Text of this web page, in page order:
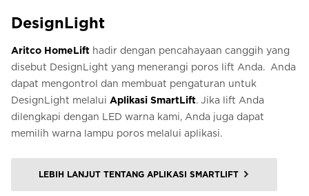
DesignLight
Aritco HomeLift hadir dengan pencahayaan canggih yang
disebut DesignLight yang menerangi poros lift Anda. Anda
dapat mengontrol dan membuat pengaturan untuk
DesignLight melalui Aplikasi SmartLift. Jika lift Anda
dilengkapi dengan LED warna kami, Anda juga dapat
memilih warna lampu poros melalui aplikasi.
LEBIH LANJUT TENTANG APLIKASI SMARTLIFT